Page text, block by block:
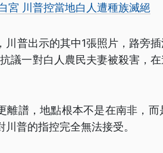
宮 川普控當地白人遭種族滅絕
川普出示的其中1張照片，路旁
議一對白人農民夫妻被殺害，
離譜，地點根本不是在南非，
普的指控完全無法接受。